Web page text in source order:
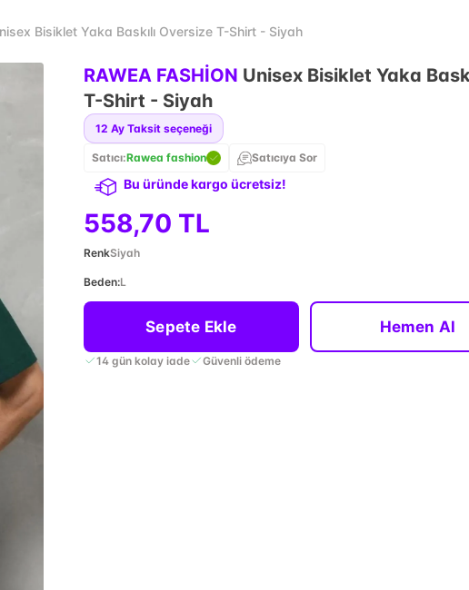
Bisiklet Yaka Baskılı Oversize T-Shirt - Siyah
RAWEA FASHİON Unisex Bisiklet Yaka
T-Shirt - Siyah
12 Ay Taksit seçeneği
Satıcı:Rawea fashion Satıcıya Sor
Bu üründe kargo ücretsiz!
558,70 TL
RenkSiyah
Beden:L
Sepete Ekle Hemen Al
14 gün kolay iade Güvenli ödeme